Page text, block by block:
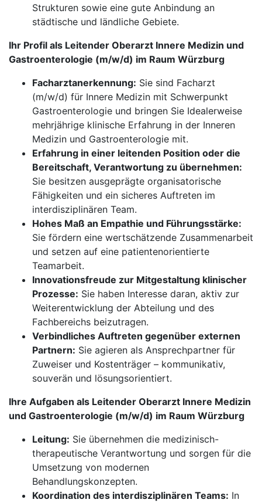
Strukturen sowie eine gute Anbindung an
städtische und ländliche Gebiete.
Ihr Profil als Leitender Oberarzt Innere Medizin und
Gastroenterologie (m/w/d) im Raum Würzburg
Facharztanerkennung: Sie sind Facharzt
(m/w/d) für Innere Medizin mit Schwerpunkt
Gastroenterologie und bringen Sie Idealerweise
mehrjährige klinische Erfahrung in der Inneren
Medizin und Gastroenterologie mit.
Erfahrung in einer leitenden Position oder die
Bereitschaft, Verantwortung zu übernehmen:
Sie besitzen ausgeprägte organisatorische
Fähigkeiten und ein sicheres Auftreten im
interdisziplinären Team.
Hohes Maß an Empathie und Führungsstärke:
Sie fördern eine wertschätzende Zusammenarbeit
und setzen auf eine patientenorientierte
Teamarbeit.
Innovationsfreude zur Mitgestaltung klinischer
Prozesse: Sie haben Interesse daran, aktiv zur
Weiterentwicklung der Abteilung und des
Fachbereichs beizutragen.
Verbindliches Auftreten gegenüber externen
Partnern: Sie agieren als Ansprechpartner für
Zuweiser und Kostenträger – kommunikativ,
souverän und lösungsorientiert.
Ihre Aufgaben als Leitender Oberarzt Innere Medizin
und Gastroenterologie (m/w/d) im Raum Würzburg
Leitung: Sie übernehmen die medizinisch-
therapeutische Verantwortung und sorgen für die
Umsetzung von modernen
Behandlungskonzepten.
Koordination des interdisziplinären Teams: In